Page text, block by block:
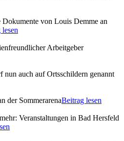
von Louis Demme an
Arbeitgeber
nun auch auf Ortsschildern genannt
der SommerarenaBeitrag lesen
Veranstaltungen in Bad Hersfeld